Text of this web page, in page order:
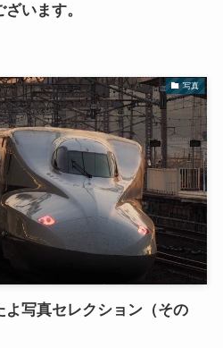
います。
写真
よ写真セレクション（その